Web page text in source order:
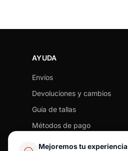
Mejoremos tu experiencia
AYUDA
Envíos
Devoluciones y cambios
Guía de tallas
Métodos de pago